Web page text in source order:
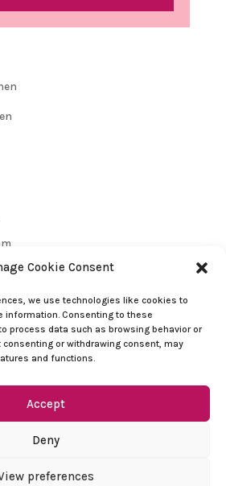
Cookie Consent
we use technologies like cookies to
information. Consenting to these
process data such as browsing behavior or
consenting or withdrawing consent, may
and functions.
Accept
Deny
preferences
retourbeleid